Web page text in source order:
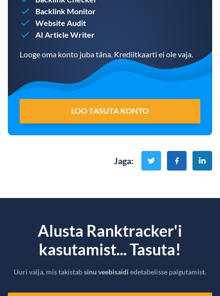
Backlink Monitor
Website Audit
AI Article Writer
Looge oma konto juba täna. Krediitkaarti ei ole vaja.
LOO TASUTA KONTO
Jaga:
Alusta Ranktracker'i
kasutamist... Tasuta!
Uuri välja, mis takistabsinu veebisaidi edetabelisse paigutamist.